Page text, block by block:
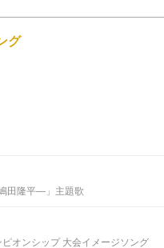
グ
田隆平―」主題歌
オンシップ 大会イメージソング